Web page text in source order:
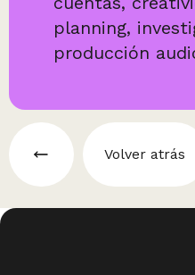
planning,
producción
Volver atrás